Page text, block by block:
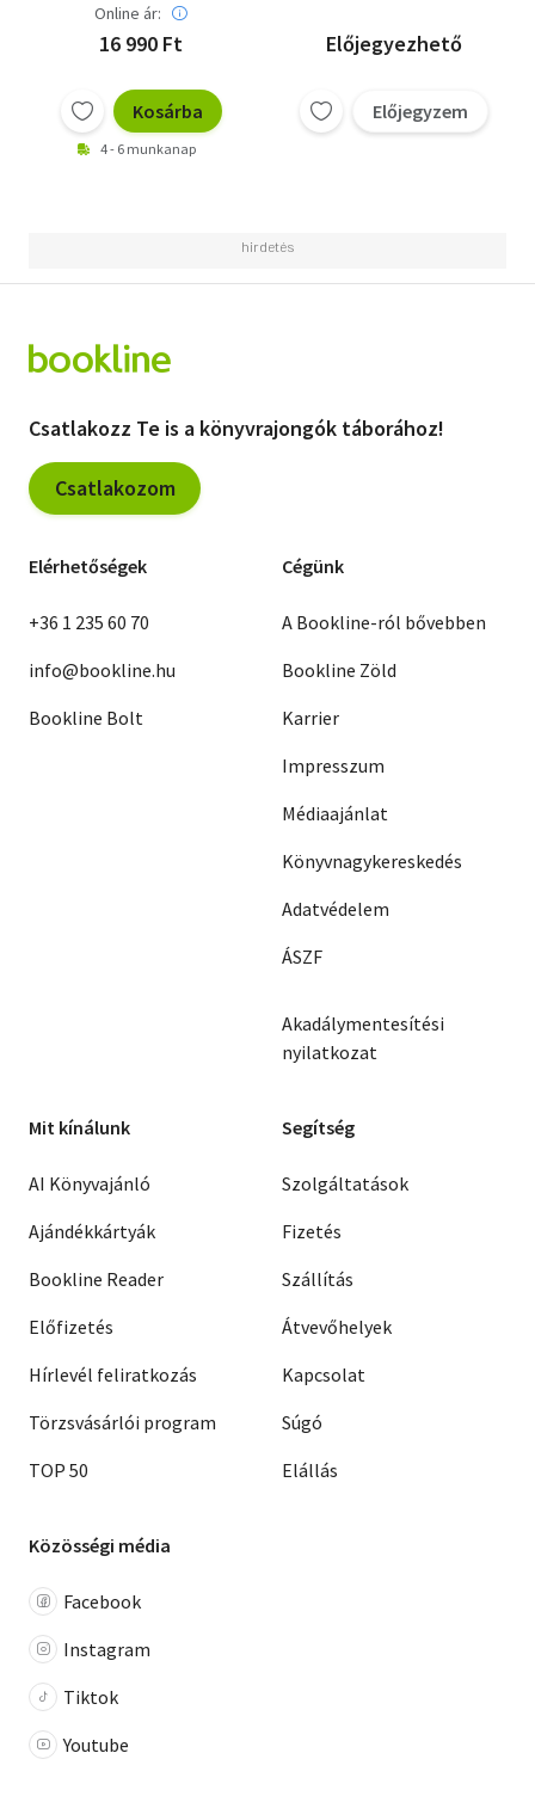
Online ár:
16 990 Ft
Kosárba
4 - 6 munkanap
Előjegyezhető
Előjegyzem
Csatlakozz Te is a könyvrajongók táborához!
Csatlakozom
Elérhetőségek
+36 1 235 60 70
info@bookline.hu
Bookline Bolt
Cégünk
A Bookline-ról bővebben
Bookline Zöld
Karrier
Impresszum
Médiaajánlat
Könyvnagykereskedés
Adatvédelem
ÁSZF
Akadálymentesítési
nyilatkozat
Mit kínálunk
AI Könyvajánló
Ajándékkártyák
Bookline Reader
Előfizetés
Hírlevél feliratkozás
Törzsvásárlói program
TOP 50
Segítség
Szolgáltatások
Fizetés
Szállítás
Átvevőhelyek
Kapcsolat
Súgó
Elállás
Közösségi média
Facebook
Instagram
Tiktok
Youtube